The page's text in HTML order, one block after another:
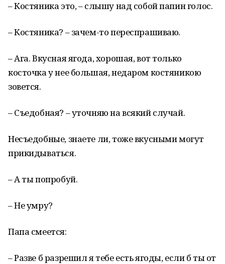
– Костяника это, – слышу над собой папин голос.
– Костяника? – зачем-то переспрашиваю.
– Ага. Вкусная ягода, хорошая, вот только
косточка у нее большая, недаром костяникою
зовется.
– Съедобная? – уточняю на всякий случай.
Несъедобные, знаете ли, тоже вкусными могут
прикидываться.
– А ты попробуй.
– Не умру?
Папа смеется:
– Разве б разрешил я тебе есть ягоды, если б ты от